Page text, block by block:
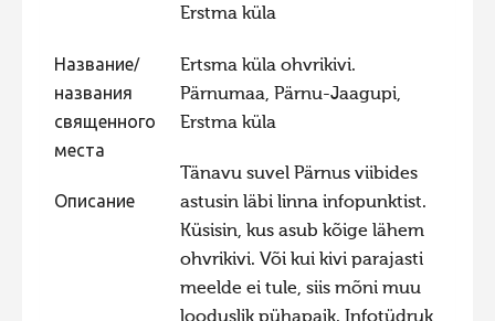
Фотоконкурс 2020
Фотоконкурс 2019
Фотоконкурс 2018
Фотоконкурс 2017
Фотоконкурс 2016
Фотоконкурс 2015
Фотоконкурс 2013
Erstma küla
Название/
названия
священного
места
Ertsma küla ohvrikivi.
Pärnumaa, Pärnu-Jaagupi,
Erstma küla
Описание
Tänavu suvel Pärnus viibides
astusin läbi linna infopunktist.
Küsisin, kus asub kõige lähem
ohvrikivi. Või kui kivi parajasti
meelde ei tule, siis mõni muu